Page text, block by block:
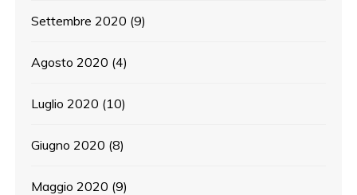
Settembre 2020 (9)
Agosto 2020 (4)
Luglio 2020 (10)
Giugno 2020 (8)
Maggio 2020 (9)